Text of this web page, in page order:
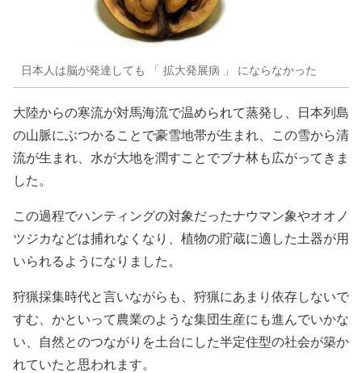
日本人は脳が発達しても 「 拡大発展病 」 にならなかった
大陸からの寒流が対馬海流で温められて蒸発し、日本列島
の山脈にぶつかることで豪雪地帯が生まれ、この雪から清
流が生まれ、水が大地を潤すことでブナ林も広がってきま
した。
この過程でハンティングの対象だったナウマン象やオオノ
ツジカなどは捕れなくなり、植物の貯蔵に適した土器が用
いられるようになりました。
狩猟採集時代と言いながらも、狩猟にあまり依存しないで
すむ、かといって農業のような集団生産にも進んでいかな
い、自然とのつながりを土台にした半定住型の社会が築か
れていたと思われます。